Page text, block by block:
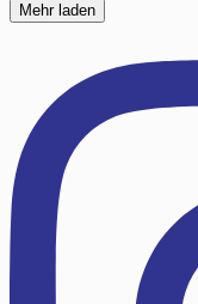
Mehr laden